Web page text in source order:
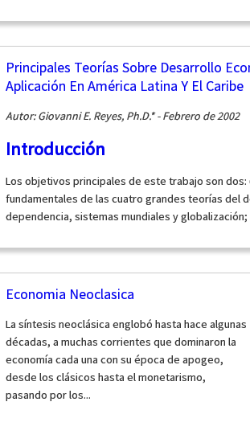
Principales Teorías Sobre Desarrollo
Aplicación En América Latina Y El Caribe
Autor: Giovanni E. Reyes, Ph.D.* - Febrero de 2002
Introducción
Los objetivos principales de este trabajo son
fundamentales de las cuatro grandes teorías del
dependencia, sistemas mundiales y globalización;
Economia Neoclasica
La síntesis neoclásica englobó hasta hace algunas
décadas, a muchas corrientes que dominaron la
economía cada una con su época de apogeo,
desde los clásicos hasta el monetarismo,
pasando por los...